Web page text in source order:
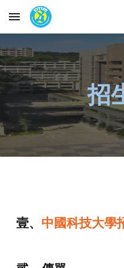
Skip to main content
招
壹、 中國科技大學